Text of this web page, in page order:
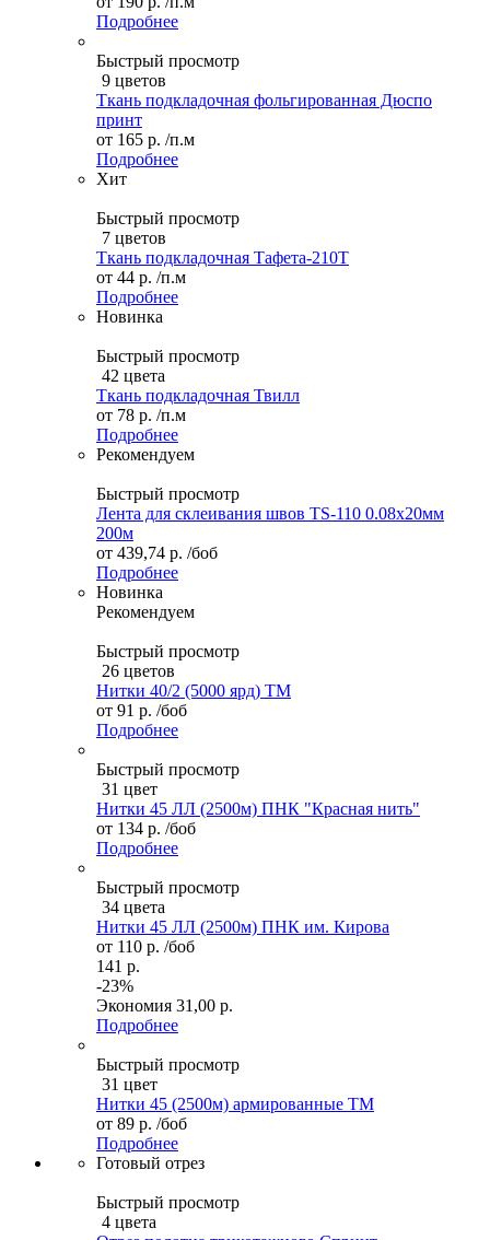
Подробнее
Быстрый просмотр
9 цветов
Ткань подкладочная фольгированная Дюспо
принт
от 165 р. /п.м
Подробнее
Хит
Быстрый просмотр
7 цветов
Ткань подкладочная Тафета-210T
от 44 р. /п.м
Подробнее
Новинка
Быстрый просмотр
42 цвета
Ткань подкладочная Твилл
от 78 р. /п.м
Подробнее
Рекомендуем
Быстрый просмотр
Лента для склеивания швов TS-110 0.08х20мм
200м
от 439,74 р. /боб
Подробнее
Новинка
Рекомендуем
Быстрый просмотр
26 цветов
Нитки 40/2 (5000 ярд) ТМ
от 91 р. /боб
Подробнее
Быстрый просмотр
31 цвет
Нитки 45 ЛЛ (2500м) ПНК "Красная нить"
от 134 р. /боб
Подробнее
Быстрый просмотр
34 цвета
Нитки 45 ЛЛ (2500м) ПНК им. Кирова
от 110 р. /боб
141 р.
-23%
Экономия 31,00 р.
Подробнее
Быстрый просмотр
31 цвет
Нитки 45 (2500м) армированные ТМ
от 89 р. /боб
Подробнее
Готовый отрез
Быстрый просмотр
4 цвета